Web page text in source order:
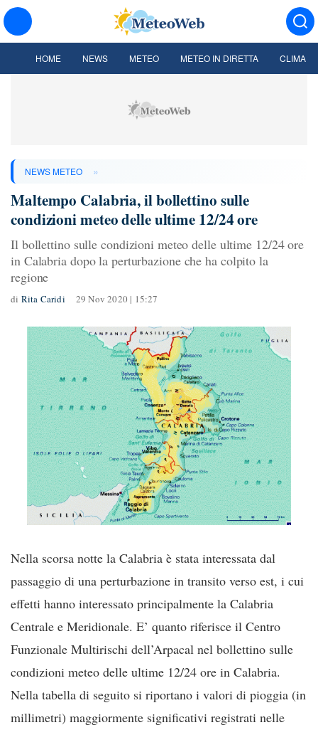
HOME NEWS METEO METEO IN DIRETTA CLIMA
NEWS METEO »
Maltempo Calabria, il bollettino sulle
condizioni meteo delle ultime 12/24 ore
Il bollettino sulle condizioni meteo delle ultime 12/24 ore
in Calabria dopo la perturbazione che ha colpito la
regione
di Rita Caridi 29 Nov 2020 | 15:27
Nella scorsa notte la Calabria è stata interessata dal
passaggio di una perturbazione in transito verso est, i cui
effetti hanno interessato principalmente la Calabria
Centrale e Meridionale. E’ quanto riferisce il Centro
Funzionale Multirischi dell’Arpacal nel bollettino sulle
condizioni meteo delle ultime 12/24 ore in Calabria.
Nella tabella di seguito si riportano i valori di pioggia (in
millimetri) maggiormente significativi registrati nelle